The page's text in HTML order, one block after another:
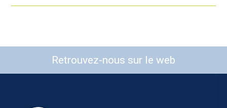
Retrouvez-nous sur le web